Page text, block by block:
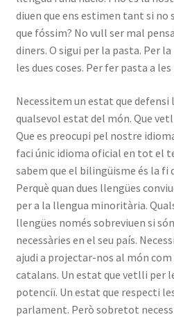
diuen que ens estimen tant si no
que fóssim? No vull ser mal
diners. O sigui per la pasta. Per
les dues coses. Per fer pasta a
Necessitem un estat que
qualsevol estat del món. Que
Que es preocupi pel nostre
faci únic idioma oficial en tot el
sabem que el bilingüisme és la fi
Perquè quan dues llengües
per a la llengua minoritària.
llengües només sobreviuen si
necessàries en el seu país.
ajudi a projectar-nos al món com
catalans. Un estat que vetlli per
potenciï. Un estat que respecti
parlament. Però sobretot